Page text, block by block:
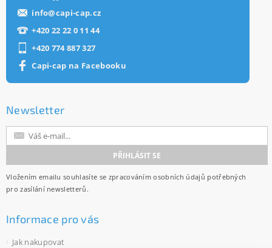
info@capi-cap.cz
+420 22 22 0 11 44
+420 774 887 327
Capi-cap na Facebooku
Newsletter
Vložením emailu souhlasíte se zpracováním osobních údajů potřebných
pro zasílání newsletterů.
Informace pro vás
Jak nakupovat